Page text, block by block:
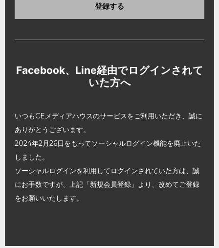
登録する
Facebook、Line経由でログインされて
いた方へ
いつもCEメディアハウスのサービスをご利用いただき、誠に
ありがとうございます。
2024年2月26日をもってソーシャルログイン機能を廃止いた
しました。
ソーシャルログインを利用してログインされていた方は、誠
にお手数ですが、上記「新規会員登録」より、改めてご登録
をお願いいたします。